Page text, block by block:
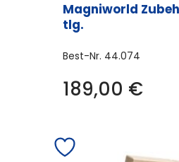
Magniworld
tlg.
Best-Nr. 44.074
189,00 €